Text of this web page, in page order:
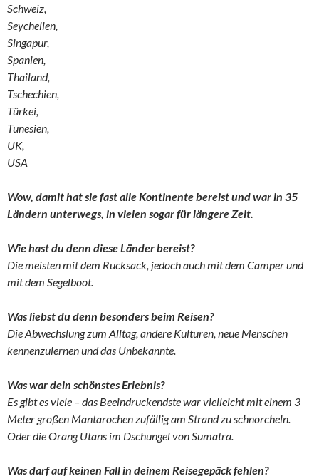
Schweiz,
Seychellen,
Singapur,
Spanien,
Thailand,
Tschechien,
Türkei,
Tunesien,
UK,
USA
Wow, damit hat sie fast alle Kontinente bereist und war in 35
Ländern unterwegs, in vielen sogar für längere Zeit.
Wie hast du denn diese Länder bereist?
Die meisten mit dem Rucksack, jedoch auch mit dem Camper und
mit dem Segelboot.
Was liebst du denn besonders beim Reisen?
Die Abwechslung zum Alltag, andere Kulturen, neue Menschen
kennenzulernen und das Unbekannte.
Was war dein schönstes Erlebnis?
Es gibt es viele – das Beeindruckendste war vielleicht mit einem 3
Meter großen Mantarochen zufällig am Strand zu schnorcheln.
Oder die Orang Utans im Dschungel von Sumatra.
Was darf auf keinen Fall in deinem Reisegepäck fehlen?